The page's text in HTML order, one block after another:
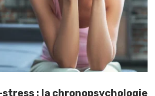
: la chronopsychologie